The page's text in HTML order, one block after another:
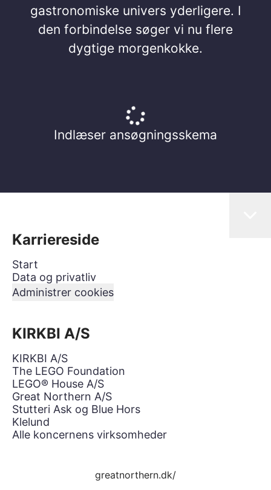
gastronomiske univers yderligere. I
den forbindelse søger vi nu flere
dygtige morgenkokke.
Indlæser ansøgningsskema
Karriereside
Start
Data og privatliv
Administrer cookies
KIRKBI A/S
KIRKBI A/S
The LEGO Foundation
LEGO® House A/S
Great Northern A/S
Stutteri Ask og Blue Hors
Klelund
Alle koncernens virksomheder
greatnorthern.dk/